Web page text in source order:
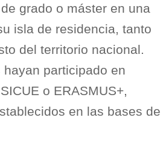
grado o máster en una
isla de residencia, tanto
del territorio nacional.
participado en
o ERASMUS+,
en las bases de